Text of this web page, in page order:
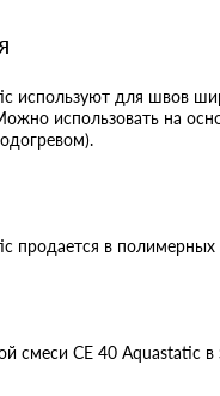
используют для швов
использовать на
продается в полимерных
смеси CE 40 Aquastatic